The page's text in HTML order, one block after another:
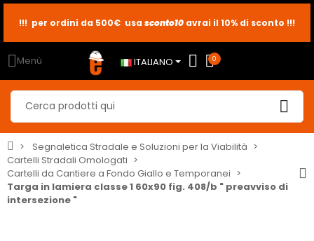
sconto2
sconto5
sconto10
Menù ITALIANO 0
Segnaletica Stradale e Soluzioni per la Viabilità
Cartelli Stradali Omologati
Cartelli da Cantiere a Fondo Giallo e Temporanei
Targa in lamiera classe 1 60x90 fig. 408/b " preavviso di
intersezione "